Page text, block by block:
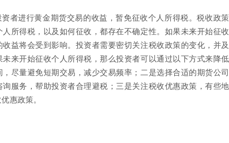
者进行黄金期货交易的收益，暂免征收个人所得税。税收政
所得税，以及如何征收，都存在不确定性。如果未来开始征
益将会受到影响。投资者需要密切关注税收政策的变化，并
来开始征收个人所得税，那么投资者可以通过以下方式来降
尽量避免短期交易，减少交易频率；二是选择合适的期货公司
服务，帮助投资者合理避税；三是关注税收优惠政策，有些
惠政策。